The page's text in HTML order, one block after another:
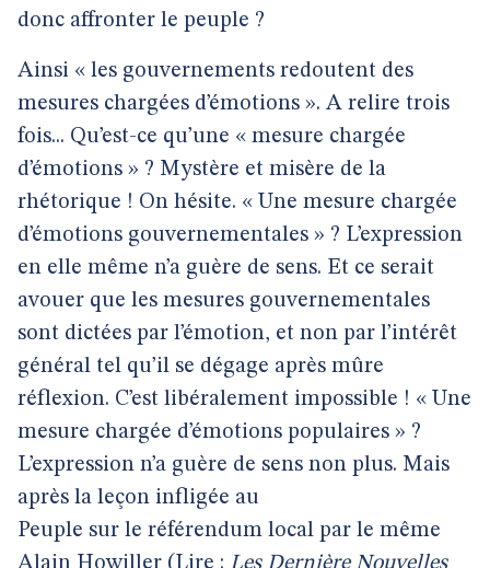
donc affronter le peuple ?
Ainsi « les gouvernements redoutent des
mesures chargées d’émotions ». A relire trois
fois... Qu’est-ce qu’une « mesure chargée
d’émotions » ? Mystère et misère de la
rhétorique ! On hésite. « Une mesure chargée
d’émotions gouvernementales » ? L’expression
en elle même n’a guère de sens. Et ce serait
avouer que les mesures gouvernementales
sont dictées par l’émotion, et non par l’intérêt
général tel qu’il se dégage après mûre
réflexion. C’est libéralement impossible ! « Une
mesure chargée d’émotions populaires » ?
L’expression n’a guère de sens non plus. Mais
après la leçon infligée au
Peuple sur le référendum local par le même
Alain Howiller (Lire : Les Dernière Nouvelles